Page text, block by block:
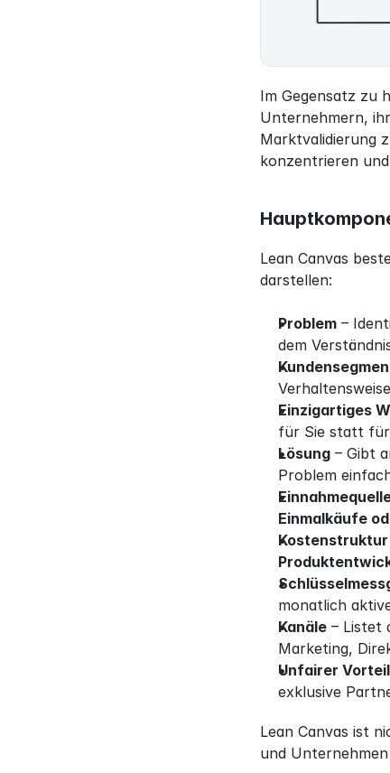
Im Gegensatz zu
Unternehmern,
Marktvalidierung
konzentrieren
Lean Canvas
darstellen:
Problem –
dem
Einzigartiges
für Sie statt für
Lösung – Gibt
Problem
Einmalkäufe
Kostenstruktur
monatlich
Kanäle – Listet
Marketing,
Unfairer Vorteil
exklusive
Lean Canvas ist
und